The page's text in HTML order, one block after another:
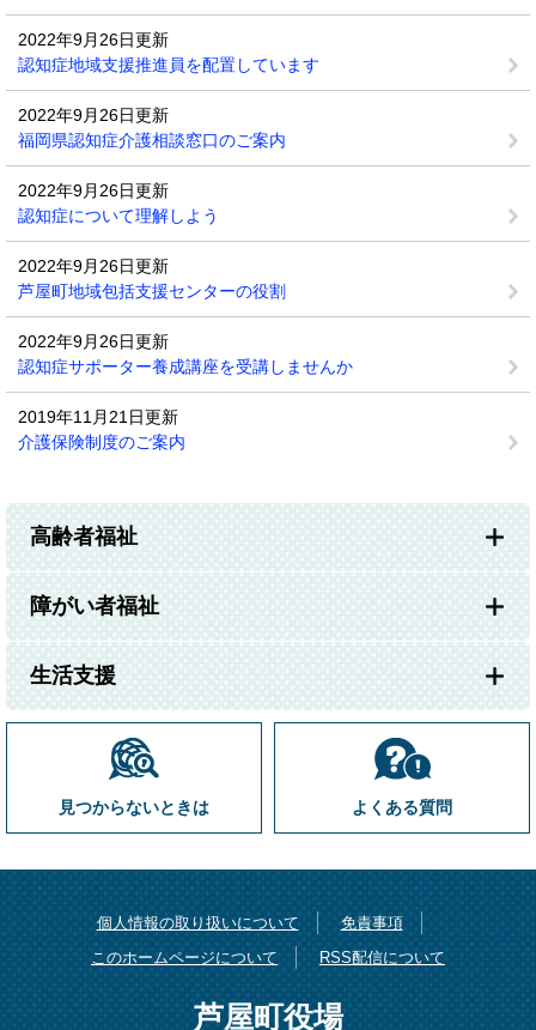
2022年9月26日更新
認知症地域支援推進員を配置しています
2022年9月26日更新
福岡県認知症介護相談窓口のご案内
2022年9月26日更新
認知症について理解しよう
2022年9月26日更新
芦屋町地域包括支援センターの役割
2022年9月26日更新
認知症サポーター養成講座を受講しませんか
2019年11月21日更新
介護保険制度のご案内
高齢者福祉
障がい者福祉
生活支援
見つからないときは よくある質問
個人情報の取り扱いについて
免責事項
このホームページについて
RSS配信について
芦屋町役場